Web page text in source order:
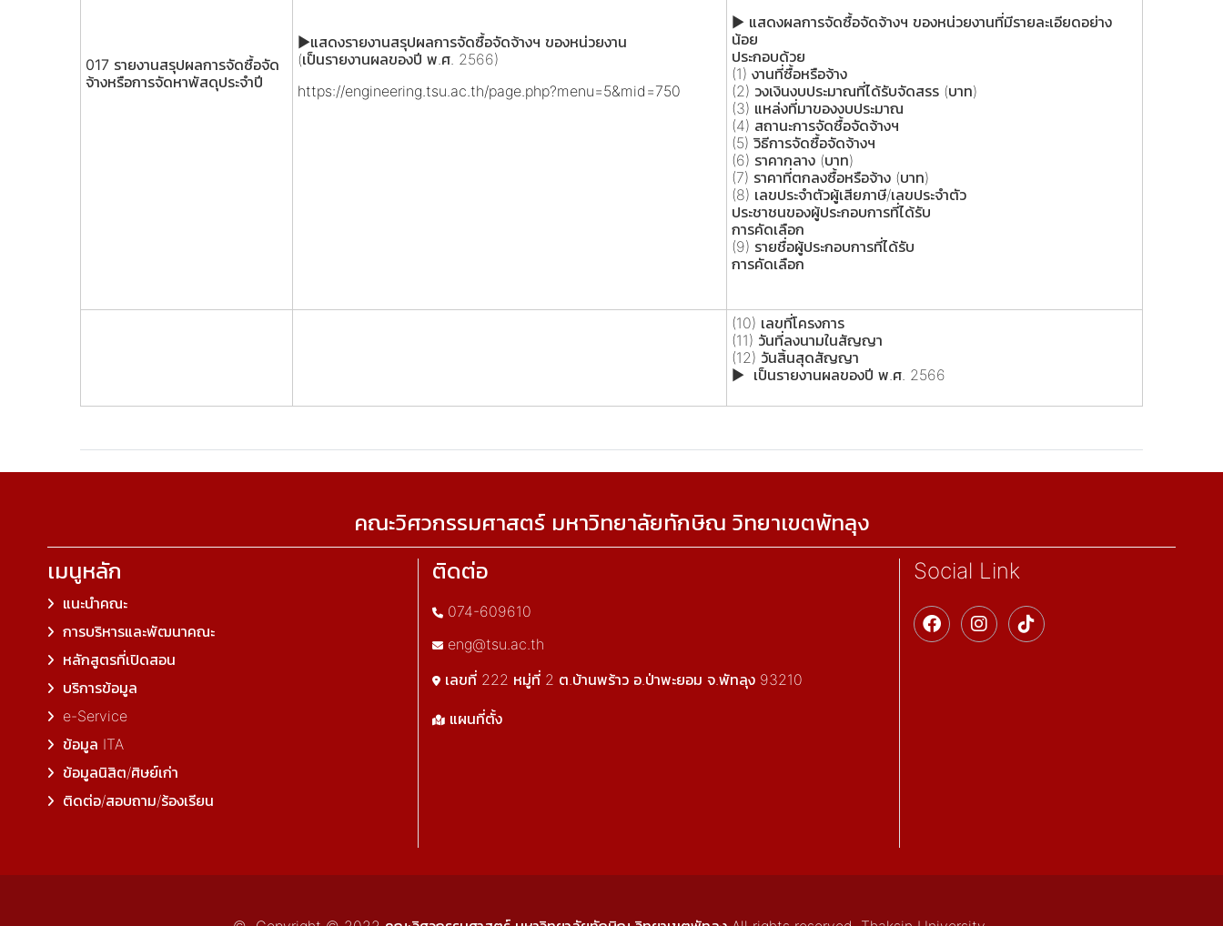
017 รายงานสรุปผลการจัดซื้อจัด
จ้างหรือการจัดหาพัสดุประจำปี
►แสดงรายงานสรุปผลการจัดซื้อจัดจ้างฯ ของหน่วยงาน
(เป็นรายงานผลของปี พ.ศ. 2566)
https://engineering.tsu.ac.th/page.php?menu=5&mid=750
► แสดงผลการจัดซื้อจัดจ้างฯ ของหน่วยงานที่มีรายละเอียดอย่าง
น้อย
ประกอบด้วย
(1) งานที่ซื้อหรือจ้าง
(2) วงเงินงบประมาณที่ได้รับจัดสรร (บาท)
(3) แหล่งที่มาของงบประมาณ
(4) สถานะการจัดซื้อจัดจ้างฯ
(5) วิธีการจัดซื้อจัดจ้างฯ
(6) ราคากลาง (บาท)
(7) ราคาที่ตกลงซื้อหรือจ้าง (บาท)
(8) เลขประจำตัวผู้เสียภาษี/เลขประจำตัว
ประชาชนของผู้ประกอบการที่ได้รับ
การคัดเลือก
(9) รายชื่อผู้ประกอบการที่ได้รับ
การคัดเลือก
(10) เลขที่โครงการ
(11) วันที่ลงนามในสัญญา
(12) วันสิ้นสุดสัญญา
► เป็นรายงานผลของปี พ.ศ. 2566
คณะวิศวกรรมศาสตร์ มหาวิทยาลัยทักษิณ วิทยาเขตพัทลุง
เมนูหลัก
แนะนำคณะ
การบริหารและพัฒนาคณะ
หลักสูตรที่เปิดสอน
บริการข้อมูล
e-Service
ข้อมูล ITA
ข้อมูลนิสิต/ศิษย์เก่า
ติดต่อ/สอบถาม/ร้องเรียน
ติดต่อ
074-609610
eng@tsu.ac.th
เลขที่ 222 หมู่ที่ 2 ต.บ้านพร้าว อ.ป่าพะยอม จ.พัทลุง 93210
แผนที่ตั้ง
Social Link